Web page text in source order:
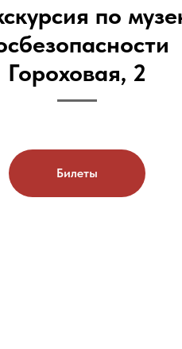
по
Гороховая, 2
Билеты